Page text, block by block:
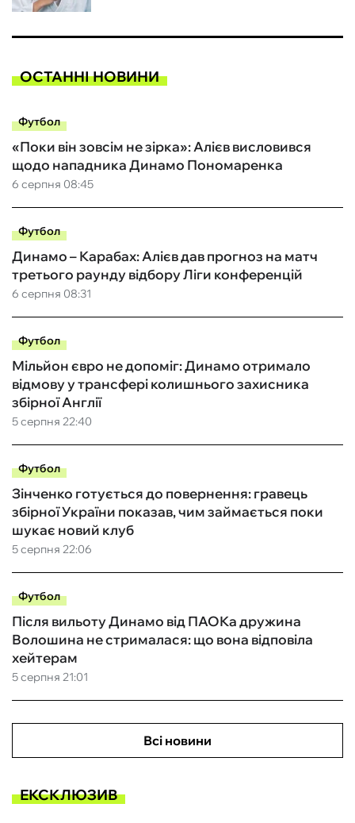
ОСТАННІ НОВИНИ
Футбол
6 серпня 08:45
«Поки він зовсім не зірка»: Алієв висловився
щодо нападника Динамо Пономаренка
Футбол
6 серпня 08:31
Динамо – Карабах: Алієв дав прогноз на матч
третього раунду відбору Ліги конференцій
Футбол
5 серпня 22:40
Мільйон євро не допоміг: Динамо отримало
відмову у трансфері колишнього захисника
збірної Англії
Футбол
5 серпня 22:06
Зінченко готується до повернення: гравець
збірної України показав, чим займається поки
шукає новий клуб
Футбол
5 серпня 21:01
Після вильоту Динамо від ПАОКа дружина
Волошина не стрималася: що вона відповіла
хейтерам
Всі новини
ЕКСКЛЮЗИВ